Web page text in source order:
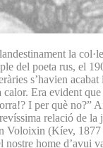
la
del poeta rus, el
s’havien acabat
Era evident que
I per què no?”
relació de la
Voloixin (Kíev,
nostre home d’avui